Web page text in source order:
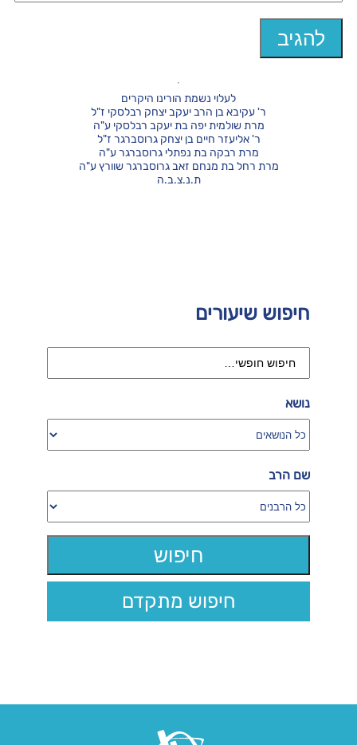
חיפוש שיעורים
נושא
שם הרב
חיפוש מתקדם
לעלוי נשמת הורינו היקרים
ר' עקיבא בן הרב יעקב יצחק רבלסקי ז"ל
מרת שולמית יפה בת יעקב רבלסקי ע"ה
ר' אליעזר חיים בן יצחק גרוסברגר ז"ל
מרת רבקה בת נפתלי גרוסברגר ע"ה
מרת רחל בת מנחם זאב גרוסברגר שוורץ ע"ה
ת.נ.צ.ב.ה